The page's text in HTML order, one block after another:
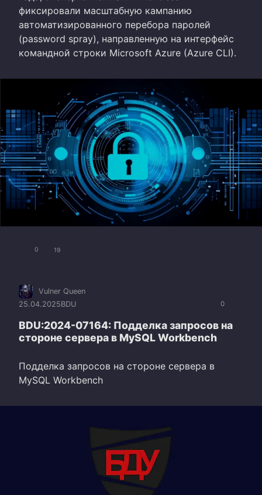
фиксировали масштабную кампанию
автоматизированного перебора паролей
(password spray), направленную на интерфейс
командной строки Microsoft Azure (Azure CLI).
0 19
0
Vulner Queen
25.04.2025BDU
BDU:2024-07164: Подделка запросов на
стороне сервера в MySQL Workbench
Подделка запросов на стороне сервера в
MySQL Workbench